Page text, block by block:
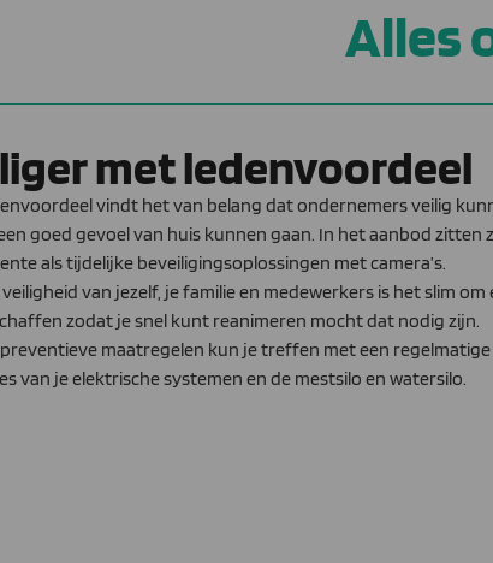
Alles
met ledenvoordeel
vindt het van belang dat ondernemers veilig
goed gevoel van huis kunnen gaan. In het aanbod zitten
als tijdelijke beveiligingsoplossingen met camera’s.
van jezelf, je familie en medewerkers is het slim om
zodat je snel kunt reanimeren mocht dat nodig zijn.
maatregelen kun je treffen met een
van je elektrische systemen en de mestsilo en watersilo.